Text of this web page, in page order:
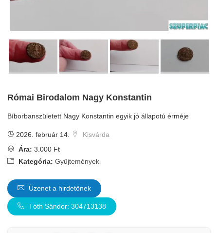
Római Birodalom Nagy Konstantin
Bíborbanszületett Nagy Konstantin egyik jó állapotú érméje
2026. február 14.
Kisvárda
Ára: 3.000 Ft
Kategória: Gyűjtemények
Üzenet a hirdetőnek
Tóth Sándor: 304713138